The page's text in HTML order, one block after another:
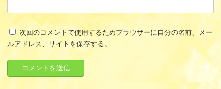
次回のコメントで使用するためブラウザーに自分の名前、メー
ルアドレス、サイトを保存する。